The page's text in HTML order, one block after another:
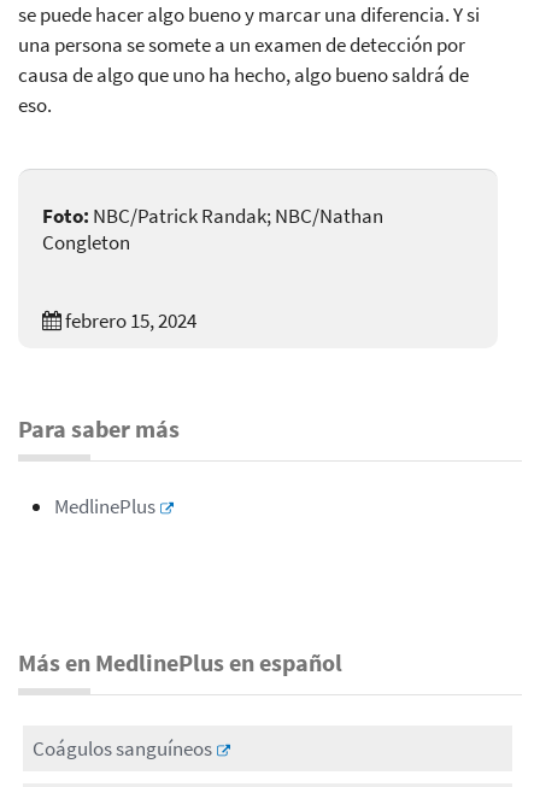
se puede hacer algo bueno y marcar una diferencia. Y si
una persona se somete a un examen de detección por
causa de algo que uno ha hecho, algo bueno saldrá de
eso.
Foto: NBC/Patrick Randak; NBC/Nathan
Congleton
febrero 15, 2024
Para saber más
MedlinePlus
Más en MedlinePlus en español
Coágulos sanguíneos